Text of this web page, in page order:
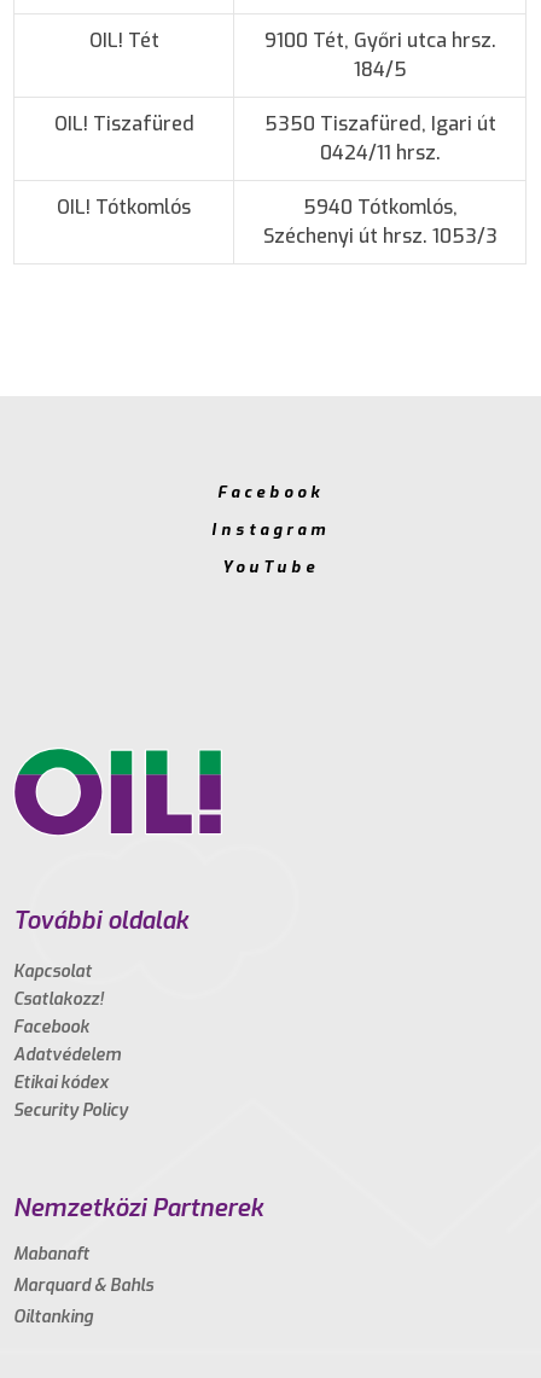
OIL! Tét
9100 Tét, Győri utca hrsz.
184/5
OIL! Tiszafüred
5350 Tiszafüred, Igari út
0424/11 hrsz.
OIL! Tótkomlós
5940 Tótkomlós,
Széchenyi út hrsz. 1053/3
Facebook
Instagram
YouTube
További oldalak
Kapcsolat
Csatlakozz!
Facebook
Adatvédelem
Etikai kódex
Security Policy
Nemzetközi Partnerek
Mabanaft
Marquard & Bahls
Oiltanking